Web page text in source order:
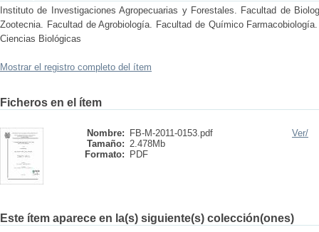
Instituto de Investigaciones Agropecuarias y Forestales. Facultad de
Zootecnia. Facultad de Agrobiología. Facultad de Químico
Ciencias Biológicas
Mostrar el registro completo del ítem
Ficheros en el ítem
Nombre:
FB-M-2011-0153.pdf
Tamaño: 2.478Mb
Formato:
PDF
Ver/
Este ítem aparece en la(s) siguiente(s) colección(ones)